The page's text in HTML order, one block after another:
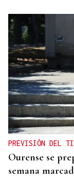
PREVISIÓN DEL
Ourense se
semana